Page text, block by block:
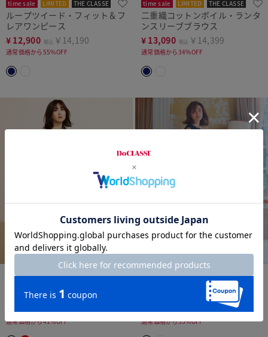
time sale LIMITED THE CLASSE
ループツイード・フィット＆フ
レアワンピース
¥ 12,900 税込 ￥14,190
通常価格から55%OFF
time sale LIMITED THE CLASSE
二重織コットンボイル・ランタ
ンスリーブブラウス
¥ 13,090 税込 ￥14,399
通常価格から34%OFF
ワンピース
14,000 税込￥15,400
通常価格から41%OFF
ダブルクロス・Ａラインワンピ
¥12,900 税込￥14,190
通常価格から55%OFF